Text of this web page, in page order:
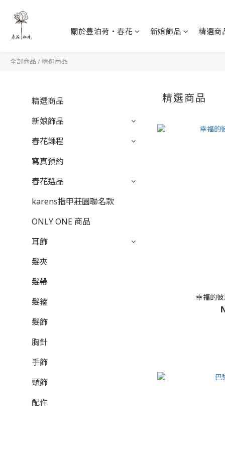
關於豊泊荷‧春花 新娘飾品 精選商
全部商品 /精選商品
精選商品
新娘飾品
春花課程
寫真預約
春花選品
karens指甲莊園聯名款
ONLY ONE 商品
耳飾
髮夾
髮帶
髮箍
髮飾
胸針
手飾
頸飾
配件
精選商品
幸福的